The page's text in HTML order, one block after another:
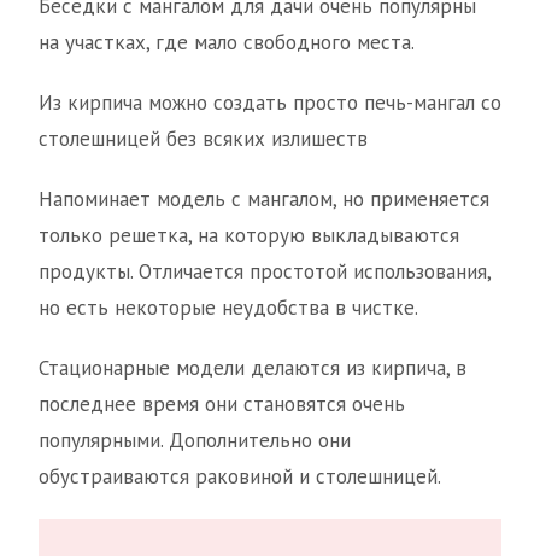
Беседки с мангалом для дачи очень популярны
на участках, где мало свободного места.
Из кирпича можно создать просто печь-мангал со
столешницей без всяких излишеств
Напоминает модель с мангалом, но применяется
только решетка, на которую выкладываются
продукты. Отличается простотой использования,
но есть некоторые неудобства в чистке.
Стационарные модели делаются из кирпича, в
последнее время они становятся очень
популярными. Дополнительно они
обустраиваются раковиной и столешницей.